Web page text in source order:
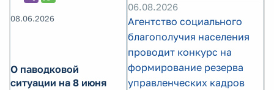
08.06.2026
О паводковой
ситуации на 8 июня
06.08.2026
Агентство социального
благополучия населения
проводит конкурс на
формирование резерва
управленческих кадров